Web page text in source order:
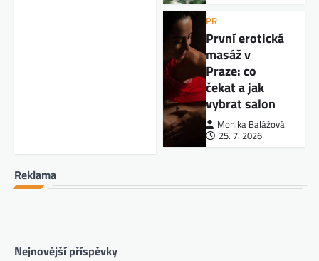
PR
První erotická
masáž v
Praze: co
čekat a jak
vybrat salon
Monika Balážová
25. 7. 2026
Reklama
Nejnovější příspěvky